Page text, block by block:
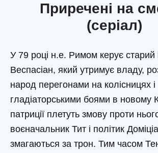
Приречені на
(серіал)
У 79 році н.е. Римом керує старий
Веспасіан, який утримує владу,
народ перегонами на колісницях і
гладіаторськими боями в новому
патриції плетуть змову проти
воєначальник Тит і політик
змагаються за трон. Тим часом